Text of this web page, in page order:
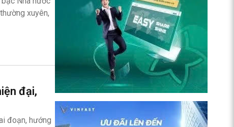
xuyên,
đại,
đoạn, hướng